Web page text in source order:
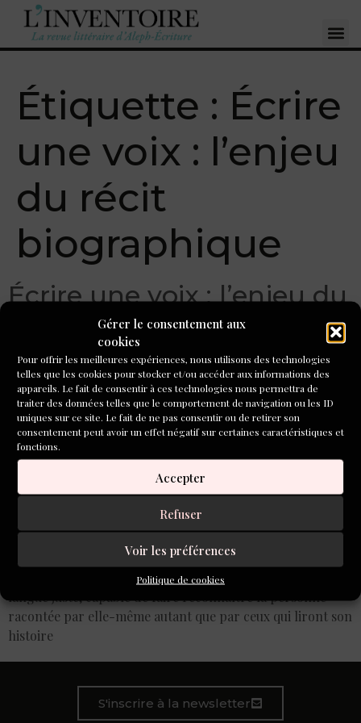
Gérer le consentement aux
cookies
Pour offrir les meilleures expériences, nous utilisons des technologies
telles que les cookies pour stocker et/ou accéder aux informations des
appareils. Le fait de consentir à ces technologies nous permettra de
traiter des données telles que le comportement de navigation ou les ID
uniques sur ce site. Le fait de ne pas consentir ou de retirer son
consentement peut avoir un effet négatif sur certaines caractéristiques et
fonctions.
Accepter
Refuser
Voir les préférences
Politique de cookies
Étiquette : Écrire
une voix : l’enjeu
du récit
biographique
Écrire une voix : l’enjeu du
récit biographique
Si la biographie repose sur des paroles effectivement
prononcées, encore faut-il les transposer dans une
langue juste, capable de faire reconnaître la personne
racontée par elle-même autant que par ceux qui liront son
histoire
S'inscrire à la newsletter